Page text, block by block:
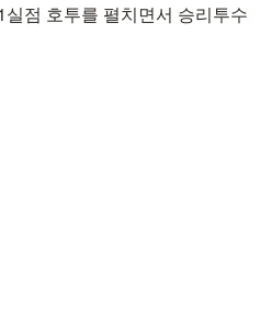
점 호투를 펼치면서 승리투수